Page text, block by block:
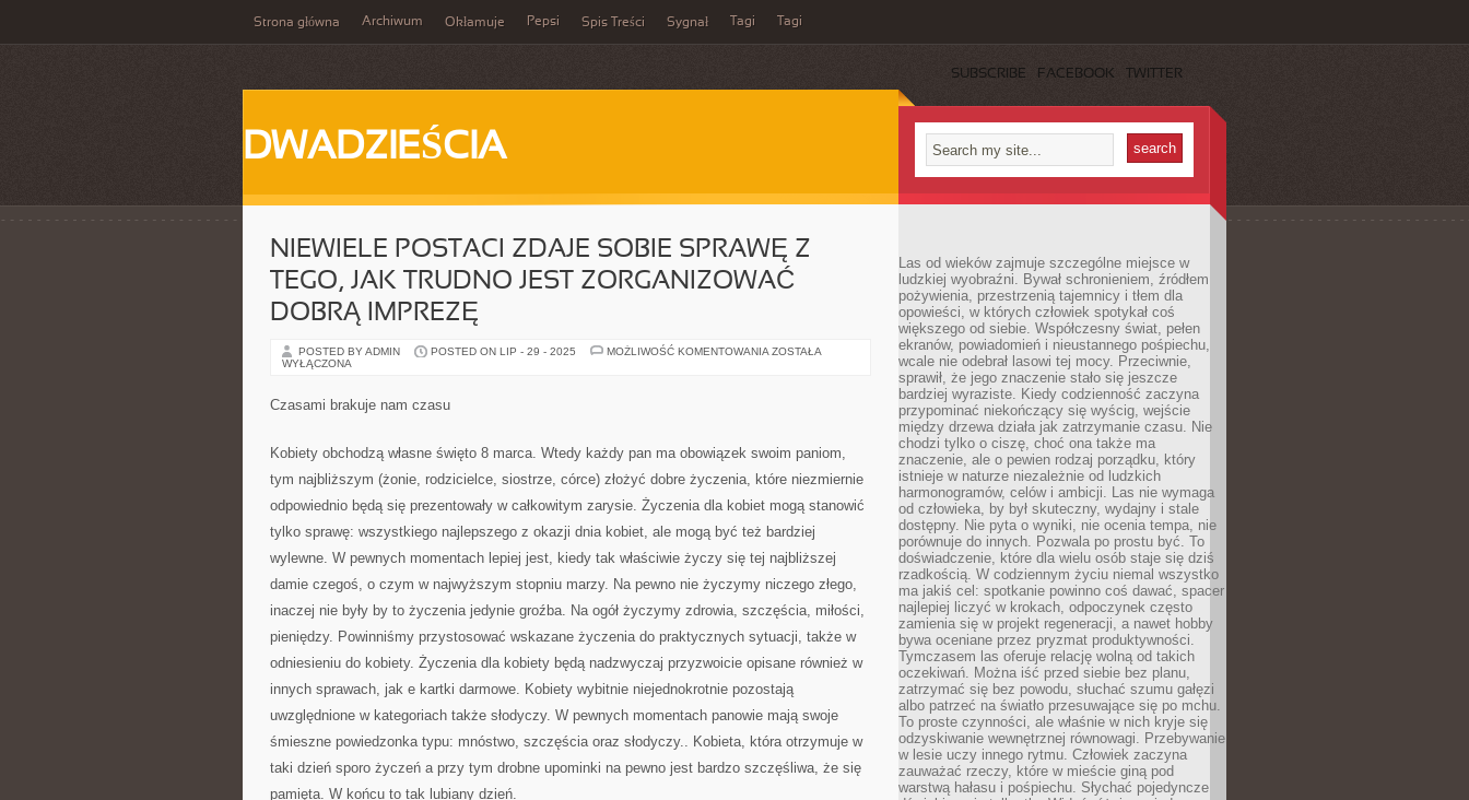
Strona główna Archiwum Okłamuje Pepsi Spis Treści Sygnał Tagi Tagi
SUBSCRIBE FACEBOOK TWITTER
DWADZIEŚCIA
NIEWIELE POSTACI ZDAJE SOBIE SPRAWĘ Z
TEGO, JAK TRUDNO JEST ZORGANIZOWAĆ
DOBRĄ IMPREZĘ
POSTED BY ADMIN POSTED ON LIP - 29 - 2025 MOŻLIWOŚĆ KOMENTOWANIA NIEWIELE
TRUDNO
JEST
DOBRĄ
ZOSTAŁA
WYŁĄCZONA
Czasami brakuje nam czasu
Kobiety obchodzą własne święto 8 marca. Wtedy każdy pan ma obowiązek swoim paniom,
tym najbliższym (żonie, rodzicielce, siostrze, córce) złożyć dobre życzenia, które niezmiernie
odpowiednio będą się prezentowały w całkowitym zarysie. Życzenia dla kobiet mogą stanowić
tylko sprawę: wszystkiego najlepszego z okazji dnia kobiet, ale mogą być też bardziej
wylewne. W pewnych momentach lepiej jest, kiedy tak właściwie życzy się tej najbliższej
damie czegoś, o czym w najwyższym stopniu marzy. Na pewno nie życzymy niczego złego,
inaczej nie były by to życzenia jedynie groźba. Na ogół życzymy zdrowia, szczęścia, miłości,
pieniędzy. Powinniśmy przystosować wskazane życzenia do praktycznych sytuacji, także w
odniesieniu do kobiety. Życzenia dla kobiety będą nadzwyczaj przyzwoicie opisane również w
innych sprawach, jak e kartki darmowe. Kobiety wybitnie niejednokrotnie pozostają
uwzględnione w kategoriach także słodyczy. W pewnych momentach panowie mają swoje
śmieszne powiedzonka typu: mnóstwo, szczęścia oraz słodyczy.. Kobieta, która otrzymuje w
taki dzień sporo życzeń a przy tym drobne upominki na pewno jest bardzo szczęśliwa, że się
pamięta. W końcu to tak lubiany dzień.
Las od wieków zajmuje szczególne miejsce w
ludzkiej wyobraźni. Bywał schronieniem, źródłem
pożywienia, przestrzenią tajemnicy i tłem dla
opowieści, w których człowiek spotykał coś
większego od siebie. Współczesny świat, pełen
ekranów, powiadomień i nieustannego pośpiechu,
wcale nie odebrał lasowi tej mocy. Przeciwnie,
sprawił, że jego znaczenie stało się jeszcze
bardziej wyraziste. Kiedy codzienność zaczyna
przypominać niekończący się wyścig, wejście
między drzewa działa jak zatrzymanie czasu. Nie
chodzi tylko o ciszę, choć ona także ma
znaczenie, ale o pewien rodzaj porządku, który
istnieje w naturze niezależnie od ludzkich
harmonogramów, celów i ambicji. Las nie wymaga
od człowieka, by był skuteczny, wydajny i stale
dostępny. Nie pyta o wyniki, nie ocenia tempa, nie
porównuje do innych. Pozwala po prostu być. To
doświadczenie, które dla wielu osób staje się dziś
rzadkością. W codziennym życiu niemal wszystko
ma jakiś cel: spotkanie powinno coś dawać, spacer
najlepiej liczyć w krokach, odpoczynek często
zamienia się w projekt regeneracji, a nawet hobby
bywa oceniane przez pryzmat produktywności.
Tymczasem las oferuje relację wolną od takich
oczekiwań. Można iść przed siebie bez planu,
zatrzymać się bez powodu, słuchać szumu gałęzi
albo patrzeć na światło przesuwające się po mchu.
To proste czynności, ale właśnie w nich kryje się
odzyskiwanie wewnętrznej równowagi. Przebywanie
w lesie uczy innego rytmu. Człowiek zaczyna
zauważać rzeczy, które w mieście giną pod
warstwą hałasu i pośpiechu. Słychać pojedyncze